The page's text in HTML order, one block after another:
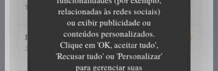
relacionadas às redes sociais)
ou exibir publicidade ou
conteúdos personalizados.
Clique em 'OK, aceitar tudo',
'Recusar tudo' ou 'Personalizar'
para gerenciar suas
Tout a été parfait ! Nous reviendrons avec plaisir !
H
2026-08-06
- 20:00 - guests 5
/5 ambience :5/5 menu:5/5 quality_price